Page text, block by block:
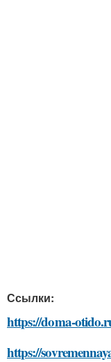
Ссылки:
https://doma-
https://